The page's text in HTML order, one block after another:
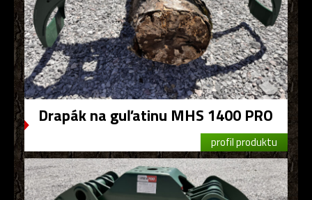
Drapák na guľatinu MHS 1400 PRO
profil produktu